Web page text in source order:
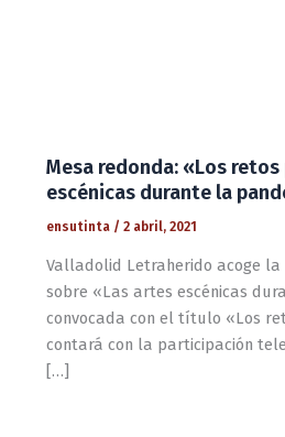
Mesa redonda: «Los
escénicas durante la
ensutinta / 2 abril, 2021
Valladolid Letraherido acoge la
sobre «Las artes escénicas
convocada con el título «Los
contará con la participación
[…]